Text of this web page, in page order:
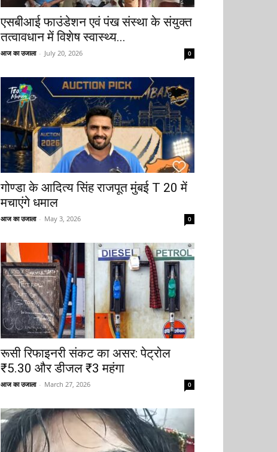
एसबीआई फाउंडेशन एवं पंख संस्था के संयुक्त
तत्वावधान में विशेष स्वास्थ्य...
आज का उजाला - July 20, 2026 0
गोण्डा के आदित्य सिंह राजपूत मुंबई T 20 में
मचाएंगे धमाल
आज का उजाला - May 3, 2026 0
रूसी रिफाइनरी संकट का असर: पेट्रोल
₹5.30 और डीजल ₹3 महंगा
आज का उजाला - March 27, 2026 0